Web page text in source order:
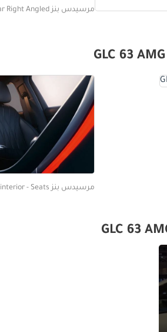
مرسيدس بنز GLC 63 AMG exterior - Rear Right Angled
مرسيدس بنز GLC 63 AMG interior - Seats